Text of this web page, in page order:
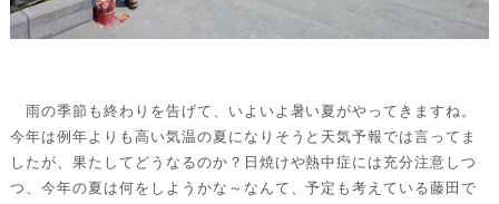
雨の季節も終わりを告げて、いよいよ暑い夏がやってきますね。
今年は例年よりも高い気温の夏になりそうと天気予報では言ってま
したが、果たしてどうなるのか？日焼けや熱中症には充分注意しつ
つ、今年の夏は何をしようかな～なんて、予定も考えている藤田で